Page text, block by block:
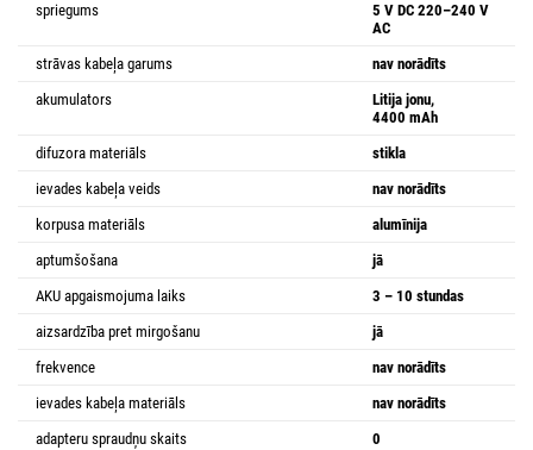
spriegums
5 V DC 220–240 V
AC
strāvas kabeļa garums
nav norādīts
akumulators
Litija jonu,
4400 mAh
difuzora materiāls
stikla
ievades kabeļa veids
nav norādīts
korpusa materiāls
alumīnija
aptumšošana
jā
AKU apgaismojuma laiks
3 – 10 stundas
aizsardzība pret mirgošanu
jā
frekvence
nav norādīts
ievades kabeļa materiāls
nav norādīts
adapteru spraudņu skaits
0